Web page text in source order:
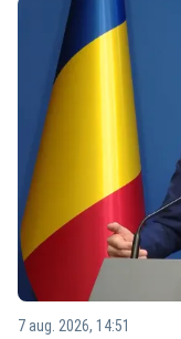
7 aug. 2026, 14:51